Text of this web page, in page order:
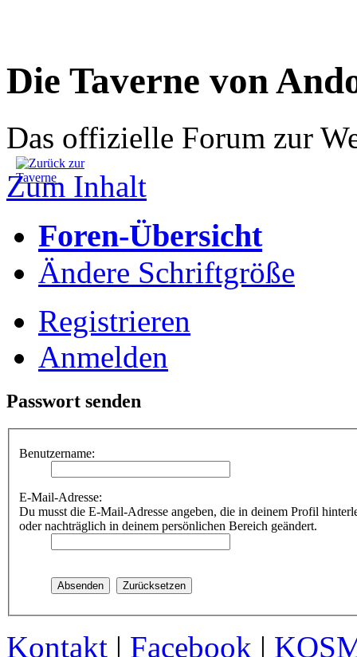
Die Taverne von
Das offizielle Forum zur
Zum Inhalt
Foren-Übersicht
Ändere Schriftgröße
Registrieren
Anmelden
Passwort senden
Benutzername:
E-Mail-Adresse:
Du musst die E-Mail-Adresse angeben, die in deinem Profil
oder nachträglich in deinem persönlichen Bereich geändert.
Kontakt | Facebook |